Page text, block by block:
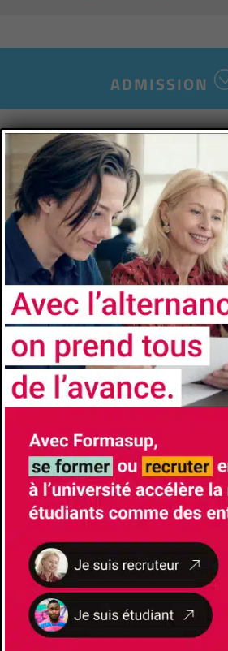
ADMISSION
Niveau d’accès
3e année
Prérequis
BUT, Licence 3 en sciences et
professionnelle ou équivalence.
Comment candidater
https://univ-cotedazur.fr/
formation/parcours-
industriemanagement-
energieenvironnement-n-i-c-e
Les avantages de l'alternance
l’employeur- Insertion
à l’issue du diplôme- Diplôme
reconnus et visés par l’État
CONTACTS